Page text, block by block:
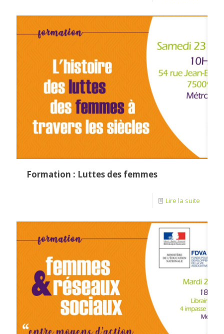
Formation : Luttes des femmes
Lire la suite